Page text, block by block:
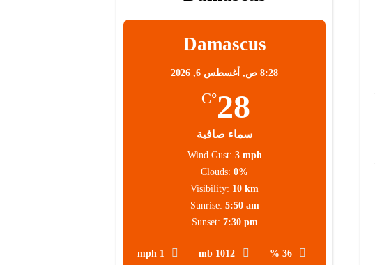
Damascus
8:28 ص, أغسطس 6, 2026
28
°C
سماء صافية
36 %
1012 mb
1 mph
Wind Gust: 3 mph
Clouds: 0%
Visibility: 10 km
Sunrise: 5:50 am
Sunset: 7:30 pm